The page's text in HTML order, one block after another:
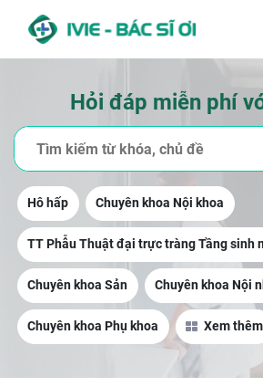
Hỏi đáp miễn phí
Hô hấp Chuyên khoa Nội khoa
TT Phẫu Thuật đại trực tràng Tầng sinh
Chuyên khoa Sản Chuyên khoa Nội
Chuyên khoa Phụ khoa Xem thêm